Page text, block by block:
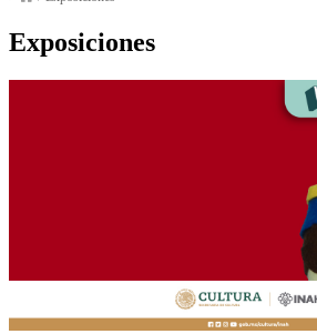
Exposiciones